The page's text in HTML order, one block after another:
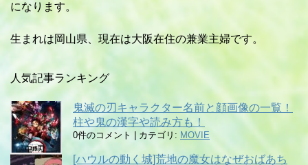
になります。
生まれは岡山県、現在は大阪在住の兼業主婦です。
人気記事ランキング
鬼滅の刃キャラクター名前と顔画像の一覧！
柱や鬼の漢字や読み方も！
0件のコメント カテゴリ: MOVIE
[ハウルの動く城]荒地の魔女はなぜおばあち